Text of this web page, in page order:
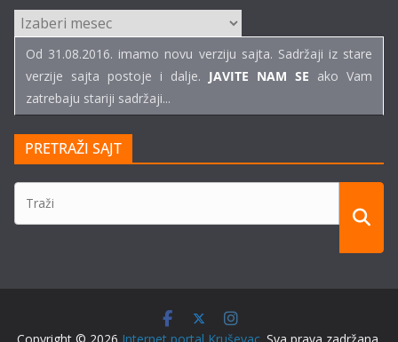
ARHIVE
TEKSTOVA
Od 31.08.2016. imamo novu verziju sajta. Sadržaji iz stare
verzije sajta postoje i dalje. JAVITE NAM SE ako Vam
zatrebaju stariji sadržaji...
PRETRAŽI SAJT